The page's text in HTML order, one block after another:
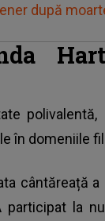
după
în domeniile
cântăreață
la